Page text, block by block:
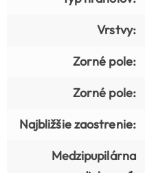
Vrstvy:
Zorné pole:
Zorné pole:
Najbližšie zaostrenie:
Medzipupilárna